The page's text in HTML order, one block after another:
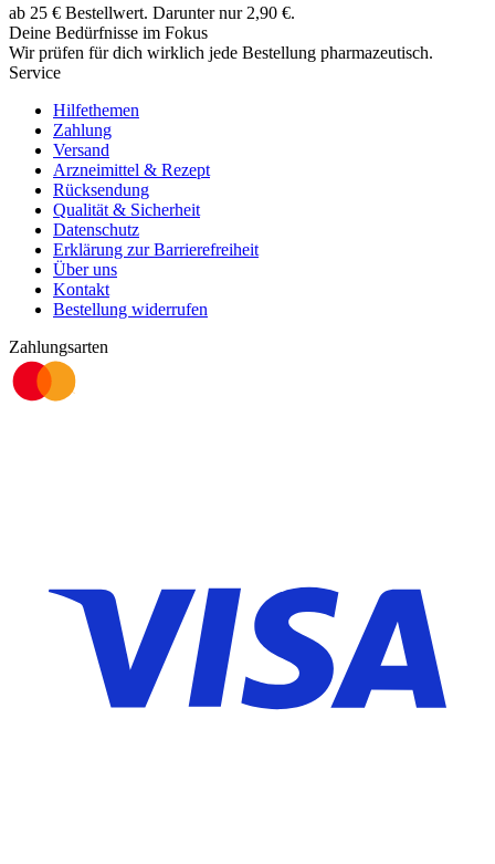
ab 25 € Bestellwert. Darunter nur 2,90 €.
Deine Bedürfnisse im Fokus
Wir prüfen für dich wirklich jede Bestellung pharmazeutisch.
Service
Hilfethemen
Zahlung
Versand
Arzneimittel & Rezept
Rücksendung
Qualität & Sicherheit
Datenschutz
Erklärung zur Barrierefreiheit
Über uns
Kontakt
Bestellung widerrufen
Zahlungsarten